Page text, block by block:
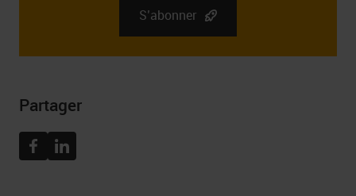
informations complètes sur l’administrateur de vos
S’abonner
Partager
FacebookLinkedin